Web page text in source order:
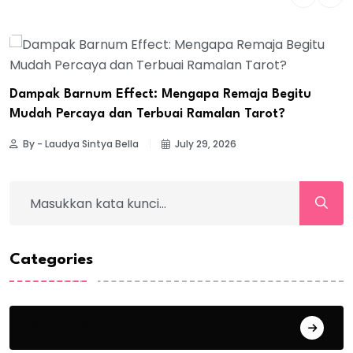
Dampak Barnum Effect: Mengapa Remaja Begitu
Mudah Percaya dan Terbuai Ramalan Tarot?
By - Laudya Sintya Bella July 29, 2026
Categories